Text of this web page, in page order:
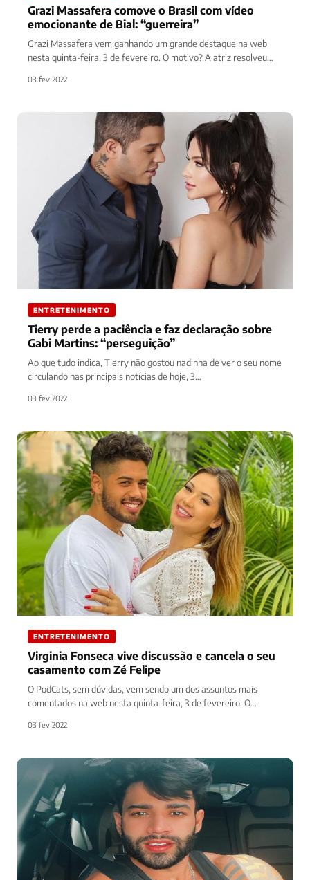
Grazi Massafera comove o Brasil com vídeo
emocionante de Bial: “guerreira”
Grazi Massafera vem ganhando um grande destaque na web
nesta quinta-feira, 3 de fevereiro. O motivo? A atriz resolveu
03 fev 2022
ENTRETENIMENTO
Tierry perde a paciência e faz declaração sobre
Gabi Martins: “perseguição”
Ao que tudo indica, Tierry não gostou nadinha de ver o seu nome
circulando nas principais notícias de hoje, 3…
03 fev 2022
ENTRETENIMENTO
Virginia Fonseca vive discussão e cancela o seu
casamento com Zé Felipe
O PodCats, sem dúvidas, vem sendo um dos assuntos mais
comentados na web nesta quinta-feira, 3 de fevereiro. O
03 fev 2022